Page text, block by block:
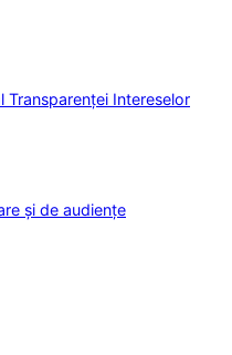
Transparenței Intereselor
și de audiențe